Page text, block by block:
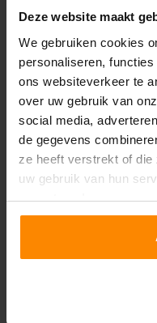
Deze website maakt
We gebruiken cookies
personaliseren,
ons websiteverkeer te
over uw gebruik van
social media,
de gegevens
ze heeft verstrekt of
uw gebruik van hun
accepteren!